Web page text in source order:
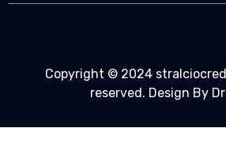
Copyright © 2024
reserved. Design By